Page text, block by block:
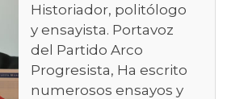
Historiador, politólogo
y ensayista. Portavoz
del Partido Arco
Progresista, Ha escrito
numerosos ensayos y